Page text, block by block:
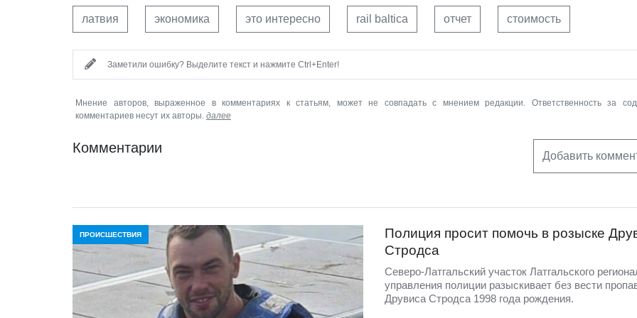
латвия экономика это интересно rail baltica отчет стоимость
Заметили ошибку? Выделите текст и нажмите Ctrl+Enter!
Мнение авторов, выраженное в комментариях к статьям, может не совпадать с мнением редакции. Ответственность за
комментариев несут их авторы. далее
Комментарии
Добавить
ПРОИСШЕСТВИЯ
Полиция просит помочь в розыске
Стродса
Северо-Латгальский участок Латгальского
управления полиции разыскивает без вести
Друвиса Стродса 1998 года рождения.